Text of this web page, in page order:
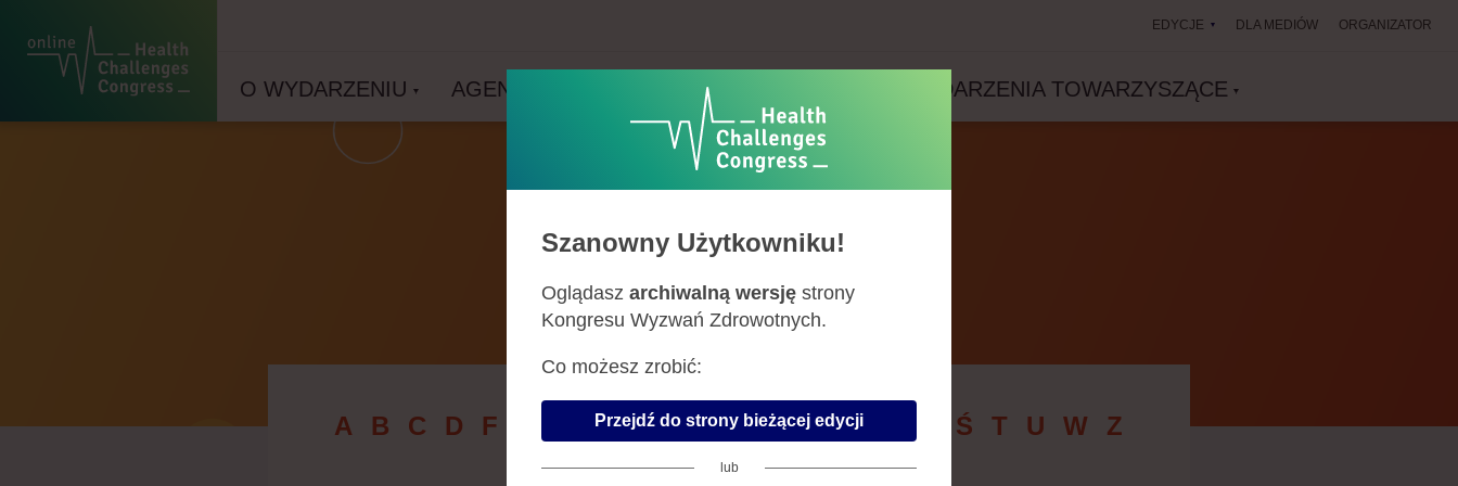
O WYDARZENIU AGENDA PRELEGENCI WYDARZENIA TOWARZYSZĄCE
EDYCJE DLA MEDIÓW ORGANIZATOR
Prelegenci
A B C D F J K L Ł M N O P Ś T U W Z
Szanowny Użytkowniku!
Oglądasz archiwalną wersję strony
Kongresu Wyzwań Zdrowotnych.
Co możesz zrobić:
Przejdź do strony bieżącej edycji
lub